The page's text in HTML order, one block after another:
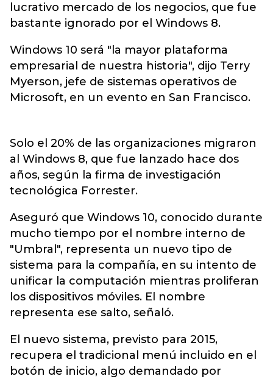
lucrativo mercado de los negocios, que fue
bastante ignorado por el Windows 8.
Windows 10 será "la mayor plataforma
empresarial de nuestra historia", dijo Terry
Myerson, jefe de sistemas operativos de
Microsoft, en un evento en San Francisco.
Solo el 20% de las organizaciones migraron
al Windows 8, que fue lanzado hace dos
años, según la firma de investigación
tecnológica Forrester.
Aseguró que Windows 10, conocido durante
mucho tiempo por el nombre interno de
"Umbral", representa un nuevo tipo de
sistema para la compañía, en su intento de
unificar la computación mientras proliferan
los dispositivos móviles. El nombre
representa ese salto, señaló.
El nuevo sistema, previsto para 2015,
recupera el tradicional menú incluido en el
botón de inicio, algo demandado por